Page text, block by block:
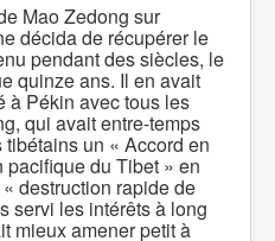
Mao Zedong sur
décida de récupérer le
pendant des siècles, le
quinze ans. Il en avait
à Pékin avec tous les
qui avait entre-temps
un « Accord en
du Tibet » en
destruction rapide de
servi les intérêts à long
mieux amener petit à